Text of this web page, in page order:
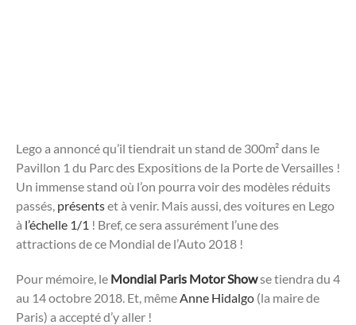
Lego a annoncé qu’il tiendrait un stand de 300m² dans le
Pavillon 1 du Parc des Expositions de la Porte de Versailles !
Un immense stand où l’on pourra voir des modèles réduits
passés, présentset à venir. Mais aussi, des voitures en Lego
à l’échelle 1/1 ! Bref, ce sera assurément l’une des
attractions de ce Mondial de l’Auto 2018 !
Pour mémoire, le Mondial Paris Motor Showse tiendra du 4
au 14 octobre 2018. Et, mêmeAnne Hidalgo (la maire de
Paris) a accepté d’y aller !